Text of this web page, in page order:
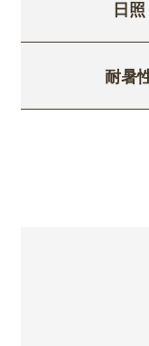
日照
耐暑